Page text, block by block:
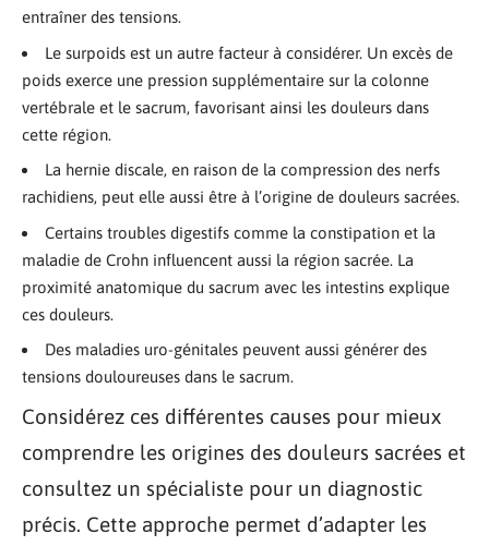
entraîner des tensions.
Le surpoids est un autre facteur à considérer. Un excès de
poids exerce une pression supplémentaire sur la colonne
vertébrale et le sacrum, favorisant ainsi les douleurs dans
cette région.
La hernie discale, en raison de la compression des nerfs
rachidiens, peut elle aussi être à l’origine de douleurs sacrées.
Certains troubles digestifs comme la constipation et la
maladie de Crohn influencent aussi la région sacrée. La
proximité anatomique du sacrum avec les intestins explique
ces douleurs.
Des maladies uro-génitales peuvent aussi générer des
tensions douloureuses dans le sacrum.
Considérez ces différentes causes pour mieux
comprendre les origines des douleurs sacrées et
consultez un spécialiste pour un diagnostic
précis. Cette approche permet d’adapter les